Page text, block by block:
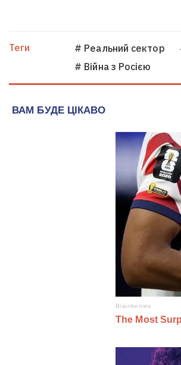
Теги # Реальний сектор
# Війна з Росією